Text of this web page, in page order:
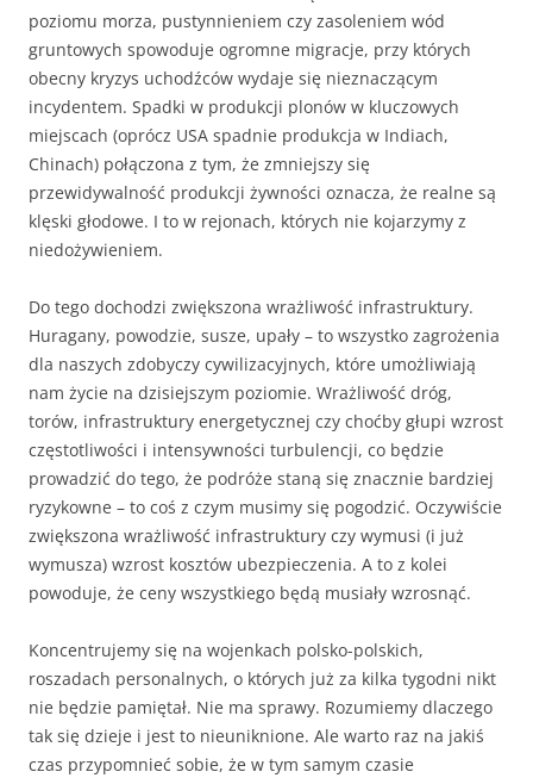
poziomu morza, pustynnieniem czy zasoleniem wód
gruntowych spowoduje ogromne migracje, przy których
obecny kryzys uchodźców wydaje się nieznaczącym
incydentem. Spadki w produkcji plonów w kluczowych
miejscach (oprócz USA spadnie produkcja w Indiach,
Chinach) połączona z tym, że zmniejszy się
przewidywalność produkcji żywności oznacza, że realne są
klęski głodowe. I to w rejonach, których nie kojarzymy z
niedożywieniem.
Do tego dochodzi zwiększona wrażliwość infrastruktury.
Huragany, powodzie, susze, upały – to wszystko zagrożenia
dla naszych zdobyczy cywilizacyjnych, które umożliwiają
nam życie na dzisiejszym poziomie. Wrażliwość dróg,
torów, infrastruktury energetycznej czy choćby głupi wzrost
częstotliwości i intensywności turbulencji, co będzie
prowadzić do tego, że podróże staną się znacznie bardziej
ryzykowne – to coś z czym musimy się pogodzić. Oczywiście
zwiększona wrażliwość infrastruktury czy wymusi (i już
wymusza) wzrost kosztów ubezpieczenia. A to z kolei
powoduje, że ceny wszystkiego będą musiały wzrosnąć.
Koncentrujemy się na wojenkach polsko-polskich,
roszadach personalnych, o których już za kilka tygodni nikt
nie będzie pamiętał. Nie ma sprawy. Rozumiemy dlaczego
tak się dzieje i jest to nieuniknione. Ale warto raz na jakiś
czas przypomnieć sobie, że w tym samym czasie